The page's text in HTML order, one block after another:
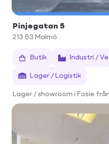
Pinjegatan 5
213 63 Malmö
Butik Industri /
Lager / Logistik
Lager / showroom i Fosie